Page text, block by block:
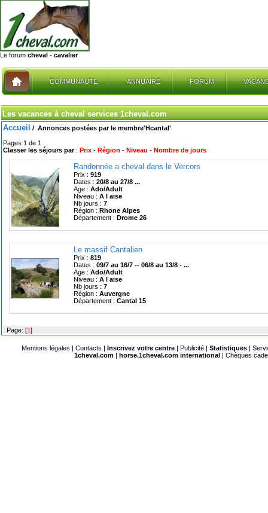
Le forum cheval - cavalier
COMMUNAUTE ANNUAIRE FORUM
Les vacances à cheval services 1cheval.com
Accueil
/ Annonces postées par le membre'Hcantal'
Pages 1 de 1
Classer les séjours par: Prix - Région - Niveau - Nombre de jours
Randonnée a cheval dans le Vercors
Prix : 919
Dates : 20/8 au 27/8 ...
Age : Ado/Adult
Niveau : A l aise
Nb jours : 7
Région : Rhone Alpes
Département : Drome 26
Le massif Cantalien
Prix : 819
Dates : 09/7 au 16/7 -- 06/8 au 13/8 - ...
Age : Ado/Adult
Niveau : A l aise
Nb jours : 7
Région : Auvergne
Département : Cantal 15
Page: [1]
Mentions légales | Contacts | Inscrivez votre centre | Publicité | Statistiques |
1cheval.com | horse.1cheval.com international | Chèques